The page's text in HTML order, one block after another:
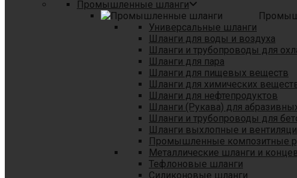
Промышленные шланги
Универсальные шланги
Шланги для воды и воздуха
Шланги и трубопроводы для
Шланги для пара
Шланги для пищевых веществ
Шланги для химических
Шланги для нефтепродуктов
Шланги (Рукава) для
Шланги и трубопроводы для
Шланги выхлопные и
Промышленные композитные
Металлические шланги и
Тефлоновые шланги
Силиконовые шланги